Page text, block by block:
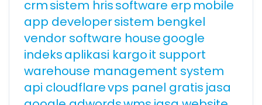
crmsistem hrissoftware erp mobile
app developersistem bengkel
vendor software housegoogle
indeksaplikasi kargoit support
warehouse management system
api cloudflarevps panel gratis jasa